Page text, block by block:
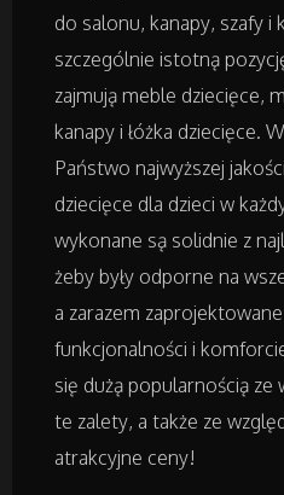
Domy,
Placówki
Kursy i
Książki,
do salonu, kanapy, szafy i
szczególnie istotną
zajmują meble dziecięce,
kanapy i łóżka dziecięce.
Państwo najwyższej
dziecięce dla dzieci w
wykonane są solidnie z
żeby były odporne na
a zarazem
funkcjonalności i
się dużą popularnością ze
te zalety, a także ze
atrakcyjne ceny!